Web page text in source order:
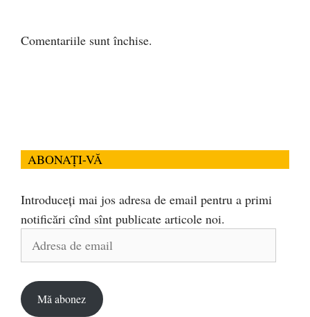
Comentariile sunt închise.
ABONAȚI-VĂ
Introduceți mai jos adresa de email pentru a primi
notificări cînd sînt publicate articole noi.
Adresa
Mă abonez